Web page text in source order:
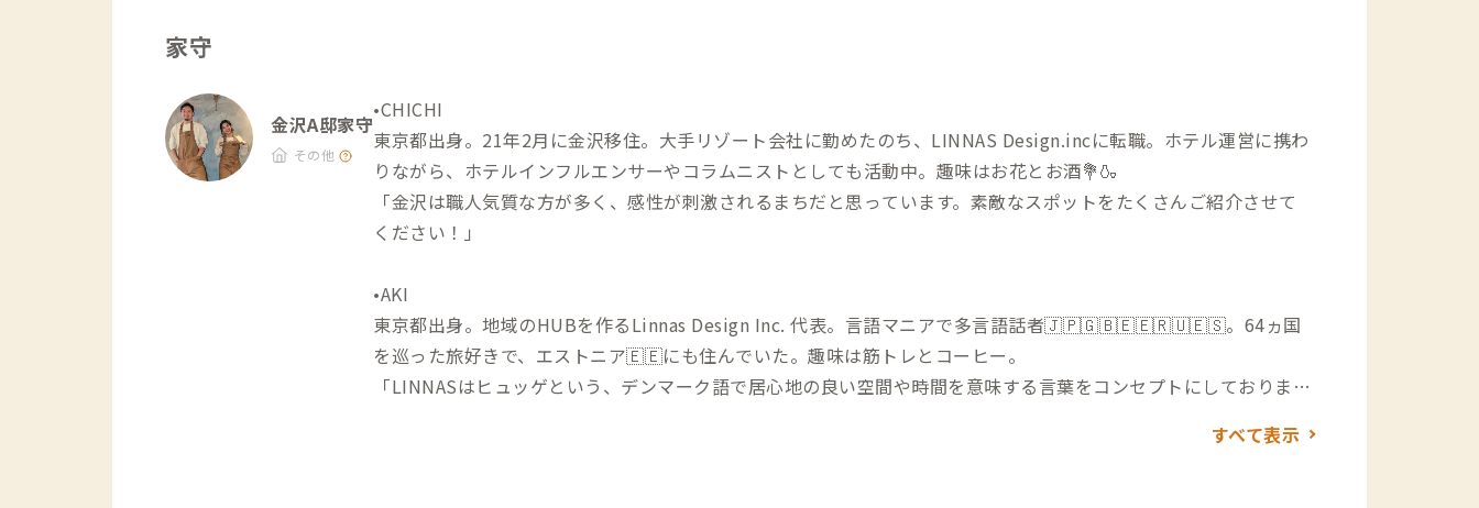
家守
金沢A邸家守
その他
•CHICHI
東京都出身。21年2月に金沢移住。大手リゾート会社に勤めたのち、LINNAS Design.incに転職。ホテル運営に携わ
りながら、ホテルインフルエンサーやコラムニストとしても活動中。趣味はお花とお酒💐🍶
「金沢は職人気質な方が多く、感性が刺激されるまちだと思っています。素敵なスポットをたくさんご紹介させて
ください！」
•AKI
東京都出身。地域のHUBを作るLinnas Design Inc. 代表。言語マニアで多言語話者🇯🇵🇬🇧🇪🇪🇷🇺🇪🇸。64ヵ国
を巡った旅好きで、エストニア🇪🇪にも住んでいた。趣味は筋トレとコーヒー。
「LINNASはヒュッゲという、デンマーク語で居心地の良い空間や時間を意味する言葉をコンセプトにしておりま
すべて表示